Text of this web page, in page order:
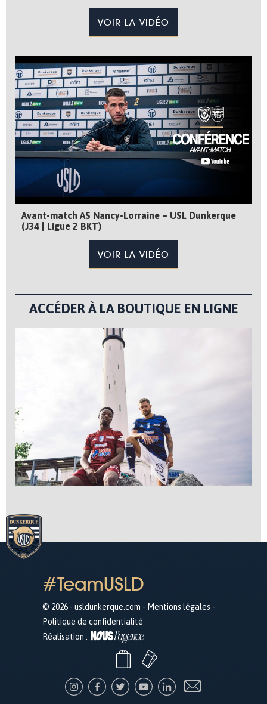
VOIR LA VIDÉO
Avant-match AS Nancy-Lorraine – USL Dunkerque
(J34 | Ligue 2 BKT)
VOIR LA VIDÉO
ACCÉDER À LA BOUTIQUE EN LIGNE
#TeamUSLD
© 2026 - usldunkerque.com - Mentions légales -
Politique de confidentialité
Réalisation :